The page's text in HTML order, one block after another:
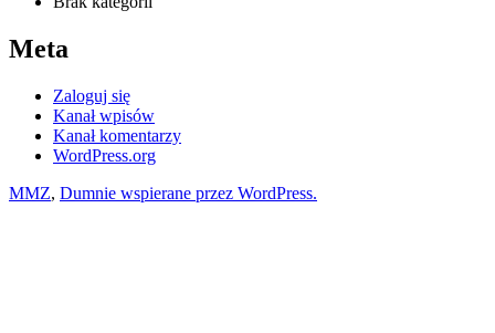
Meta
Zaloguj się
Kanał wpisów
Kanał komentarzy
WordPress.org
MMZ, Dumnie wspierane przez WordPress.